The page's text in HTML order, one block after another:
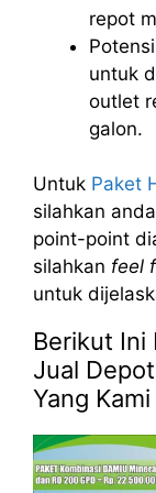
repot
untuk
outlet
galon.
Untuk Paket
silahkan
point-point
silahkan feel
untuk
Berikut Ini
Jual
Yang